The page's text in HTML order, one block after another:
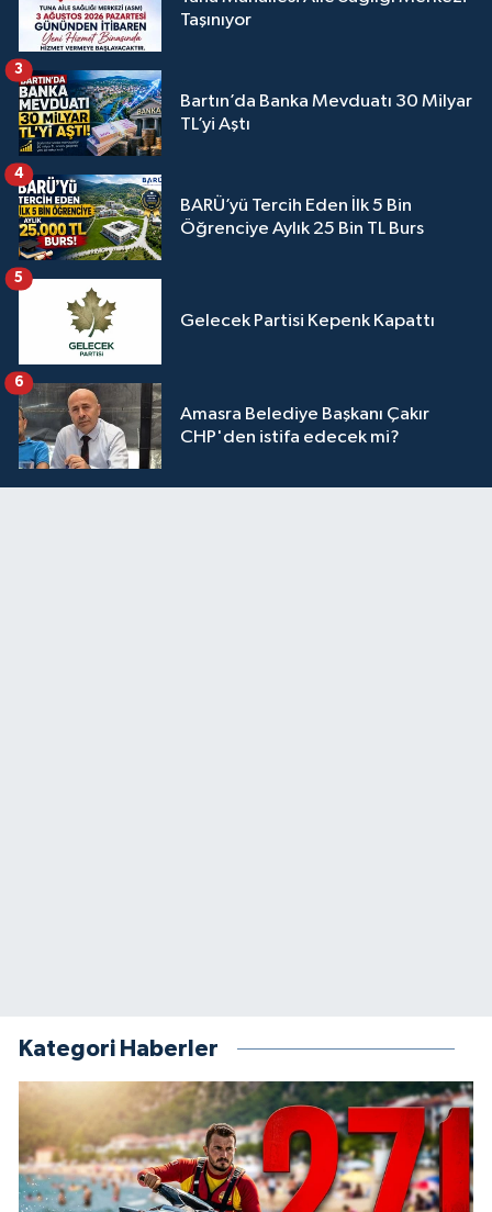
Taşınıyor
Bartın’da Banka Mevduatı 30 Milyar
TL’yi Aştı
3
BARÜ’yü Tercih Eden İlk 5 Bin
Öğrenciye Aylık 25 Bin TL Burs
4
Gelecek Partisi Kepenk Kapattı
5
Amasra Belediye Başkanı Çakır
CHP'den istifa edecek mi?
6
Kategori Haberler